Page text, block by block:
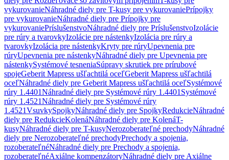
vykurovanieNáhradné diely pre T-kusy pre vykurovaniePrípojky
pre vykurovanieNáhradné diely pre Prípojky pre
vykurovaniePríslušenstvoNáhradné diely pre PríslušenstvoIzolácie
pre rúry a tvarovkyIzolácie pre nástenkyIzolácia pre rúry a
tvarovkyIzolácia pre nástenkyKryty pre rúryUpevnenia pre
rúryUpevnenia pre nástenkyNáhradné diely pre Upevnenia pre
nástenkySystémové tesneniaSúpravy skrutiek pre prírubové
spojeGeberit Mapress ušľachtilá oceľGeberit Mapress ušľachtilá
oceľNáhradné diely pre Geberit Mapress ušľachtilá oceľSystémové
rúry 1.4401Náhradné diely pre Systémové rúry 1.4401 Systémové
rúry 1.4521Náhradné diely pre Systémové rúry
1.4521VsuvkySpojkyNáhradné diely pre SpojkyRedukcieNáhradné
diely pre RedukcieKolenáNáhradné diely pre KolenáT-
kusyNáhradné diely pre T-kusyNerozoberateľné prechodyNáhradné
diely pre Nerozoberateľné prechodyPrechody a spojenia,
rozoberateľnéNáhradné diely pre Prechody a spojenia,
rozoberateľnéAxiálne kompenzátoryNáhradné diely pre Axiálne